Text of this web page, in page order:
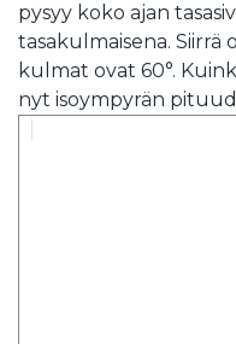
pysyy koko ajan
tasakulmaisena. Siirrä
kulmat ovat 60°.
nyt isoympyrän